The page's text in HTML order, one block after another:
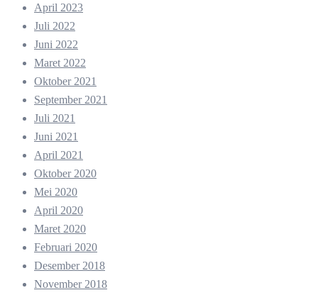
April 2023
Juli 2022
Juni 2022
Maret 2022
Oktober 2021
September 2021
Juli 2021
Juni 2021
April 2021
Oktober 2020
Mei 2020
April 2020
Maret 2020
Februari 2020
Desember 2018
November 2018